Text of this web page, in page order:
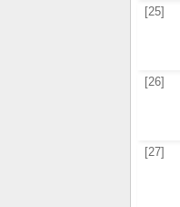
[25]
[26]
[27]